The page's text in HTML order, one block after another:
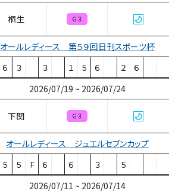
桐生 Ｇ３
オールレディース 第５９回日刊スポーツ杯
６ ３ ３ １ ５ ６ ２ ６
2026/07/19 ~ 2026/07/24
下関 Ｇ３
オールレディース ジュエルセブンカップ
５ ５ Ｆ ６ ６ ３ ５
2026/07/11 ~ 2026/07/14